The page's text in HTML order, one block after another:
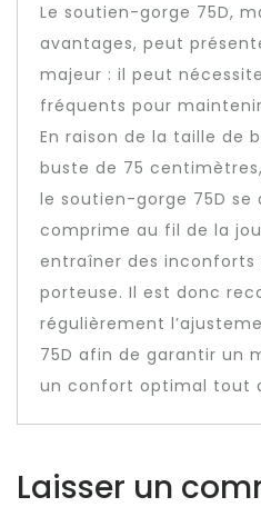
Le soutien-gorge 75D,
avantages, peut
majeur : il peut
fréquents pour
En raison de la taille de
buste de 75
le soutien-gorge 75D se
comprime au fil de la
entraîner des inconforts
porteuse. Il est donc
régulièrement
75D afin de garantir un
un confort optimal tout
Laisser un